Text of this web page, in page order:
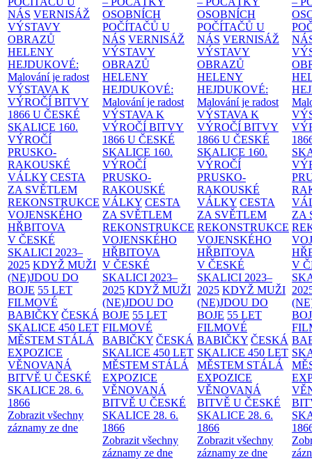
NÁS VERNISÁŽ
VÝSTAVY
OBRAZŮ
HELENY
HEJDUKOVÉ:
Malování je radost
VÝSTAVA K
VÝROČÍ BITVY
1866 U ČESKÉ
SKALICE 160.
VÝROČÍ
PRUSKO-
RAKOUSKÉ
VÁLKY CESTA
ZA SVĚTLEM
REKONSTRUKCE
VOJENSKÉHO
HŘBITOVA
V ČESKÉ
SKALICI 2023–
2025 KDYŽ MUŽI
(NE)JDOU DO
BOJE 55 LET
FILMOVÉ
BABIČKY ČESKÁ
SKALICE 450 LET
MĚSTEM STÁLÁ
EXPOZICE
VĚNOVANÁ
BITVĚ U ČESKÉ
SKALICE 28. 6.
1866
Zobrazit všechny
záznamy ze dne
OSOBNÍCH
POČÍTAČŮ U
NÁS VERNISÁŽ
VÝSTAVY
OBRAZŮ
HELENY
HEJDUKOVÉ:
Malování je radost
VÝSTAVA K
VÝROČÍ BITVY
1866 U ČESKÉ
SKALICE 160.
VÝROČÍ
PRUSKO-
RAKOUSKÉ
VÁLKY CESTA
ZA SVĚTLEM
REKONSTRUKCE
VOJENSKÉHO
HŘBITOVA
V ČESKÉ
SKALICI 2023–
2025 KDYŽ MUŽI
(NE)JDOU DO
BOJE 55 LET
FILMOVÉ
BABIČKY ČESKÁ
SKALICE 450 LET
MĚSTEM STÁLÁ
EXPOZICE
VĚNOVANÁ
BITVĚ U ČESKÉ
SKALICE 28. 6.
1866
Zobrazit všechny
záznamy ze dne
OSOBNÍCH
POČÍTAČŮ U
NÁS VERNISÁŽ
VÝSTAVY
OBRAZŮ
HELENY
HEJDUKOVÉ:
Malování je radost
VÝSTAVA K
VÝROČÍ BITVY
1866 U ČESKÉ
SKALICE 160.
VÝROČÍ
PRUSKO-
RAKOUSKÉ
VÁLKY CESTA
ZA SVĚTLEM
REKONSTRUKCE
VOJENSKÉHO
HŘBITOVA
V ČESKÉ
SKALICI 2023–
2025 KDYŽ MUŽI
(NE)JDOU DO
BOJE 55 LET
FILMOVÉ
BABIČKY ČESKÁ
SKALICE 450 LET
MĚSTEM STÁLÁ
EXPOZICE
VĚNOVANÁ
BITVĚ U ČESKÉ
SKALICE 28. 6.
1866
Zobrazit všechny
záznamy ze dne
ZA
V